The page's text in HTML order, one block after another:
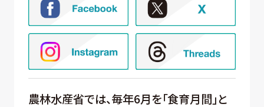
農林水産省では、毎年6月を「食育月間」と